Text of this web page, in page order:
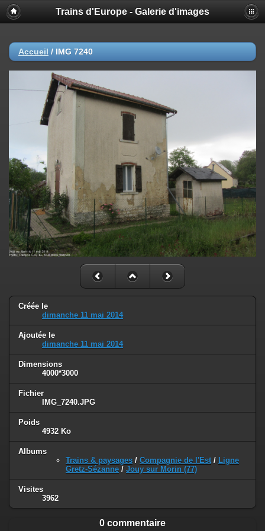
Trains d'Europe - Galerie d'images
Accueil / IMG 7240
Créée le
dimanche 11 mai 2014
Ajoutée le
dimanche 11 mai 2014
Dimensions
4000*3000
Fichier
IMG_7240.JPG
Poids
4932 Ko
Albums
Trains & paysages / Compagnie de l'Est / Ligne
Gretz-Sézanne / Jouy sur Morin (77)
Visites
3962
0 commentaire